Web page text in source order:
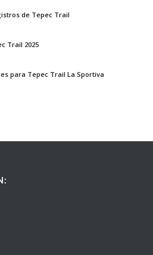
de Tepec Trail
Trail 2025
para Tepec Trail La Sportiva